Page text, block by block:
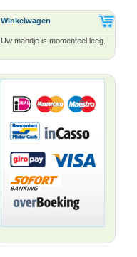
Winkelwagen
Uw mandje is momenteel leeg.